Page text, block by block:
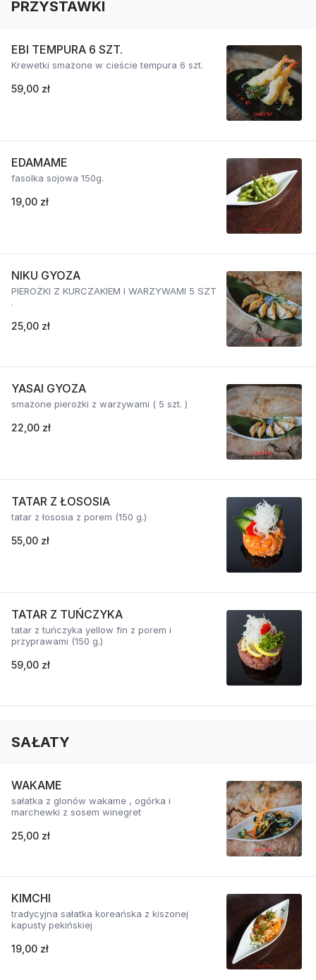
PRZYSTAWKI
EBI TEMPURA 6 SZT.
Krewetki smażone w cieście tempura 6 szt.
59,00 zł
EDAMAME
fasolka sojowa 150g.
19,00 zł
NIKU GYOZA
PIEROŻKI Z KURCZAKIEM I WARZYWAMI 5 SZT
.
25,00 zł
YASAI GYOZA
smażone pierożki z warzywami ( 5 szt. )
22,00 zł
TATAR Z ŁOSOSIA
tatar z łososia z porem (150 g.)
55,00 zł
TATAR Z TUŃCZYKA
tatar z tuńczyka yellow fin z porem i
przyprawami (150 g.)
59,00 zł
SAŁATY
WAKAME
sałatka z glonów wakame , ogórka i
marchewki z sosem winegret
25,00 zł
KIMCHI
tradycyjna sałatka koreańska z kiszonej
kapusty pekińskiej
19,00 zł